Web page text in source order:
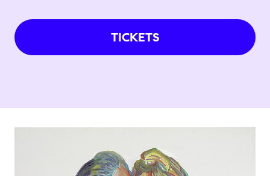
TICKETS